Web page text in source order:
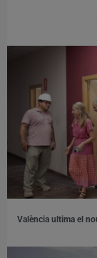
València ultima el